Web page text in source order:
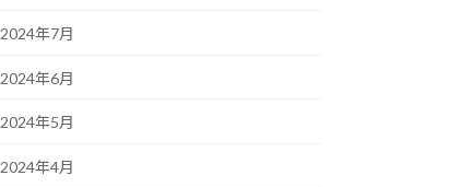
2024年7月
2024年6月
2024年5月
2024年4月